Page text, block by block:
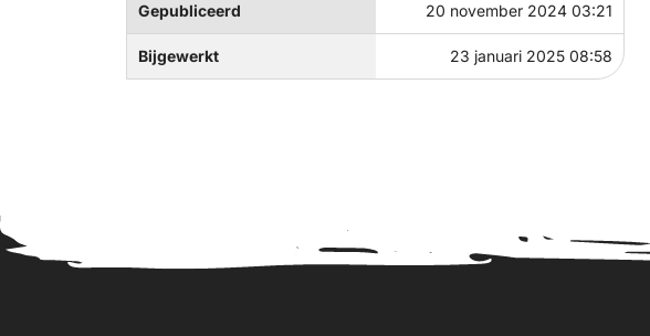
Gepubliceerd 20 november 2024 03:21
Bijgewerkt 23 januari 2025 08:58